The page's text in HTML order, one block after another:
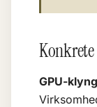
GPU-